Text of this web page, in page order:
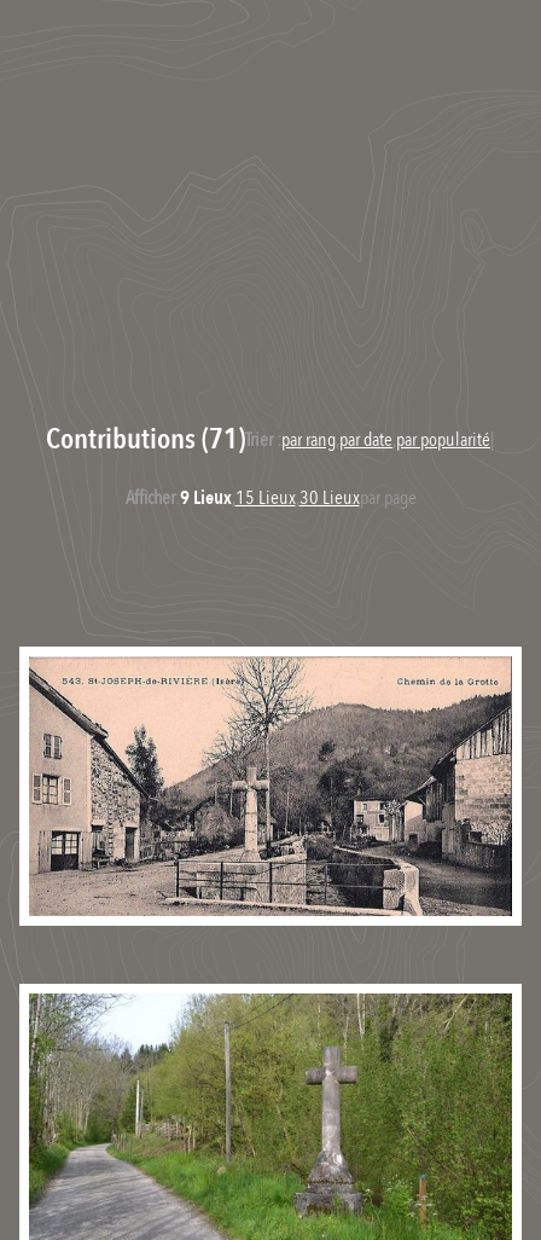
Contributions (71)Trier :par rang,par date,par popularité|
Afficher:9 Lieux,15 Lieux,30 Lieuxpar page